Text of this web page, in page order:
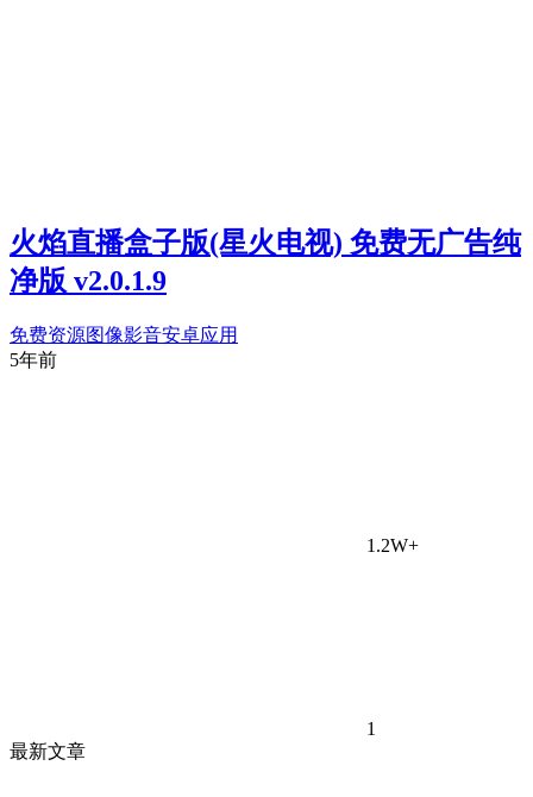
火焰直播盒子版(星火电视) 免费无广告纯
净版 v2.0.1.9
免费资源图像影音安卓应用
5年前
1.2W+
1
最新文章